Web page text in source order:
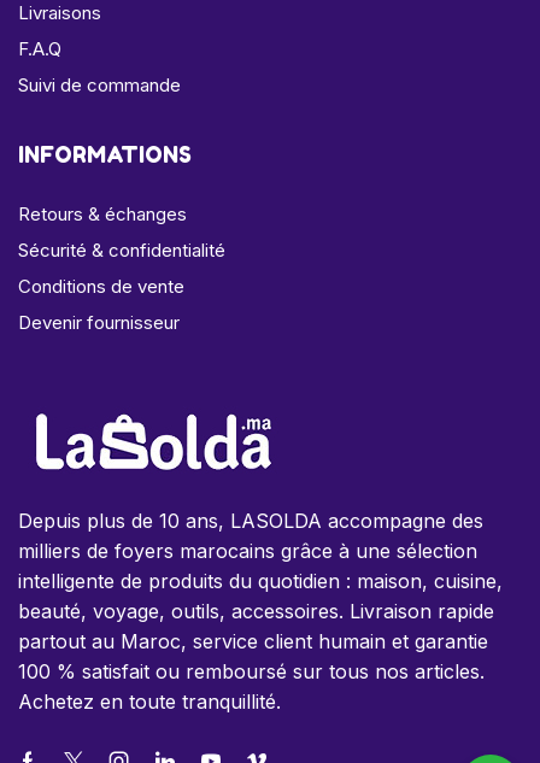
Livraisons
F.A.Q
Suivi de commande
INFORMATIONS
Retours & échanges
Sécurité & confidentialité
Conditions de vente
Devenir fournisseur
Depuis plus de 10 ans, LASOLDA accompagne des
milliers de foyers marocains grâce à une sélection
intelligente de produits du quotidien : maison, cuisine,
beauté, voyage, outils, accessoires. Livraison rapide
partout au Maroc, service client humain et garantie
100 % satisfait ou remboursé sur tous nos articles.
Achetez en toute tranquillité.